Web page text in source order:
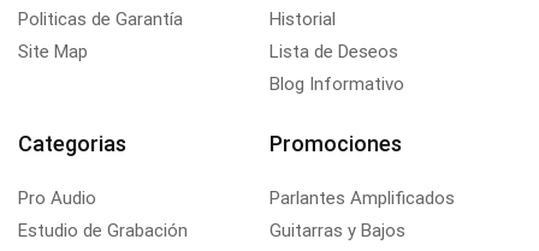
Politicas de Garantía
Site Map
Historial
Lista de Deseos
Blog Informativo
Categorias
Pro Audio
Estudio de Grabación
Promociones
Parlantes Amplificados
Guitarras y Bajos